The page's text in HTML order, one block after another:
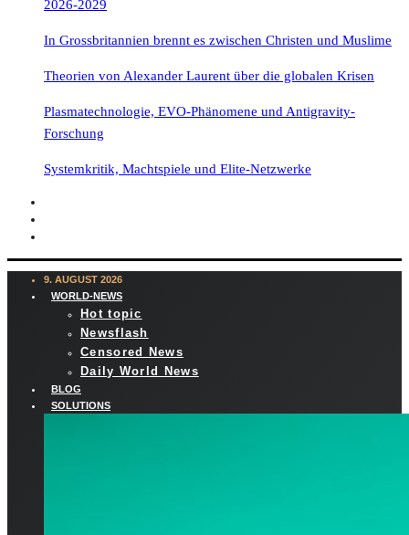
2026-2029
In Grossbritannien brennt es zwischen Christen und Muslime
Theorien von Alexander Laurent über die globalen Krisen
Plasmatechnologie, EVO-Phänomene und Antigravity-
Forschung
Systemkritik, Machtspiele und Elite-Netzwerke
9. AUGUST 2026
WORLD-NEWS
Hot topic
Newsflash
Censored News
Daily World News
BLOG
SOLUTIONS